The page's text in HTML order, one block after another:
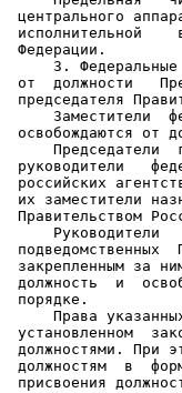
центрального
исполнительной
Федерации.
3.
от  должности
председателя
Заместители
освобождаются от
Председатели
руководители
российских
их заместители
Правительством
Руководители
подведомственных
закрепленным за
должность  и
порядке.
Права
установленном
должностями. При
должностям  в
присвоения